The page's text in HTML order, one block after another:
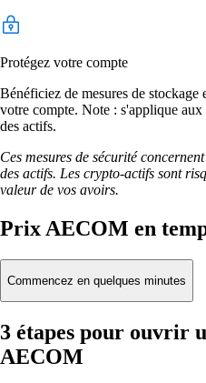
Protégez votre compte
Bénéficiez de mesures de
votre compte. Note : s'applique aux
des actifs.
Ces mesures de sécurité
des actifs. Les crypto-actifs sont
valeur de vos avoirs.
Prix AECOM en
Commencez en quelques minutes
3 étapes pour ouvrir
AECOM